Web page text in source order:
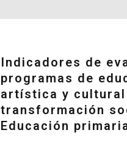
Indicadores de
programas de
artística y cultural
transformación
Educación